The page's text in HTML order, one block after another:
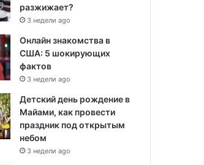
разжижает?
3 недели ago
Онлайн знакомства в
США: 5 шокирующих
фактов
3 недели ago
Детский день рождение в
Майами, как провести
праздник под открытым
небом
3 недели ago